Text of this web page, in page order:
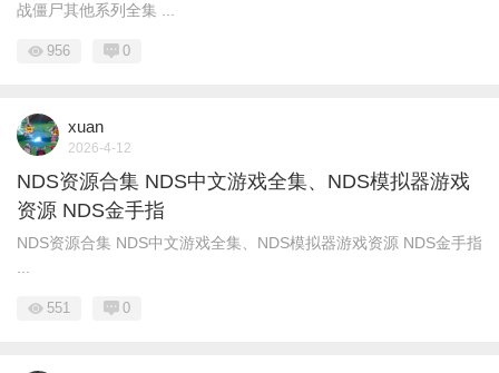
战僵尸其他系列全集 ...
956 0
xuan
2026-4-12
NDS资源合集 NDS中文游戏全集、NDS模拟器游戏
资源 NDS金手指
NDS资源合集 NDS中文游戏全集、NDS模拟器游戏资源 NDS金手指
551 0